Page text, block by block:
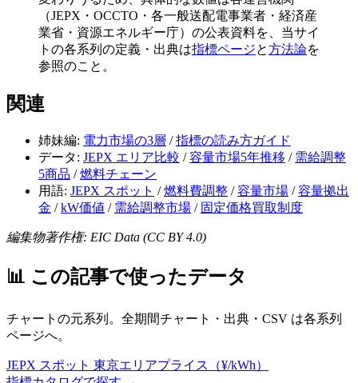
（JEPX・OCCTO・各一般送配電事業者・経済産
業省・資源エネルギー庁）の公表資料を、当サイ
トの各系列の定義・出典は指標ページと方法論を
参照のこと。
関連
姉妹編: 電力市場の3層 /指標の読み方ガイド
データ: JEPX エリア比較 /容量市場5年推移 / 需給調整
5商品 /燃料チェーン
用語: JEPX スポット /燃料費調整 /容量市場 /容量拠出
金 /kW価値 / 需給調整市場 / 固定価格買取制度
編集物著作権: EIC Data (CC BY 4.0)
📊 この記事で使ったデータ
チャートの元系列。全期間チャート・出典・CSV は各系列
ページへ。
JEPX スポット 東京エリアプライス
（¥/kWh）